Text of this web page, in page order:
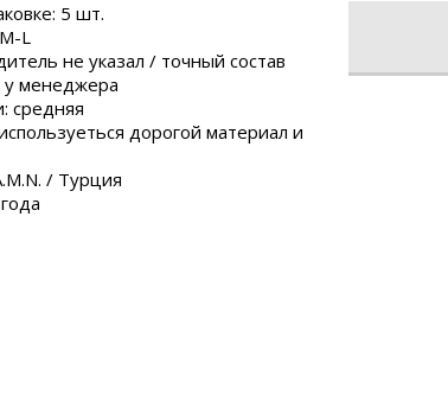
5 шт.
L
не указал / точный состав
менеджера
средняя
дорогой материал и
/ Турция